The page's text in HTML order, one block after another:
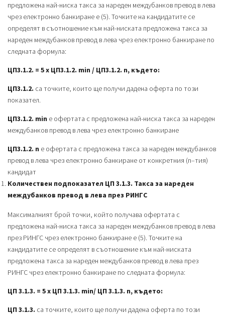
предложена най-ниска такса за нареден междубанков превод в лева
чрез електронно банкиране е (5). Точките на кандидатите се
определят в съотношение към най-ниската предложена такса за
нареден междубанков превод в лева чрез електронно банкиране по
следната формула:
ЦП3.1.2. = 5 х ЦП3.1.2. min / ЦП3.1.2. n, където:
ЦП3.1.2. са точките, които ще получи дадена оферта по този
показател.
ЦП3.1.2. min е офертата с предложена най-ниска такса за нареден
междубанков превод в лева чрез електронно банкиране
ЦП3.1.2. n е офертата с предложена такса за нареден междубанков
превод в лева чрез електронно банкиране от конкретния (n–тия)
кандидат
Количествен подпоказател ЦП 3.1.3. Такса за нареден
междубанков превод в лева през РИНГС
Максималният брой точки, който получава офертата с
предложена най-ниска такса за нареден междубанков превод в лева
през РИНГС чрез електронно банкиране е (5). Точките на
кандидатите се определят в съотношение към най-ниската
предложена такса за нареден междубанков превод в лева през
РИНГС чрез електронно банкиране по следната формула:
ЦП 3.1.3. = 5 х ЦП 3.1.3. min/ ЦП 3.1.3. n, където:
ЦП 3.1.3. са точките, които ще получи дадена оферта по този